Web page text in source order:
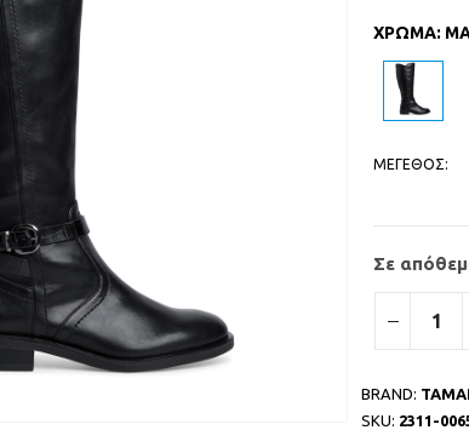
ΧΡΩΜΑ:
ΜΕΓΕΘΟΣ
Σε
BRAND:
SKU: 2311-